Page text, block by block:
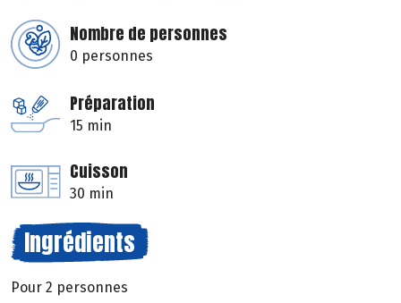
Nombre de personnes
0 personnes
Préparation
15 min
Cuisson
30 min
Ingrédients
Pour 2 personnes